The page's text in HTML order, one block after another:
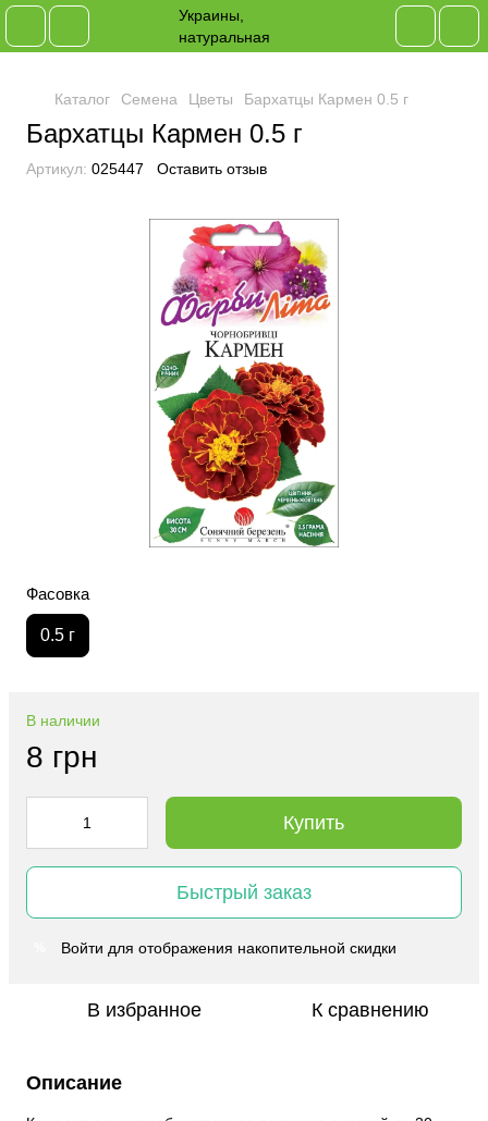
Каталог Семена Цветы Бархатцы Кармен 0.5 г
Бархатцы Кармен 0.5 г
Артикул: 025447 Оставить отзыв
Фасовка
0.5 г
В наличии
8 грн
Купить
Быстрый заказ
Войти для отображения накопительной скидки
В избранное К сравнению
Описание